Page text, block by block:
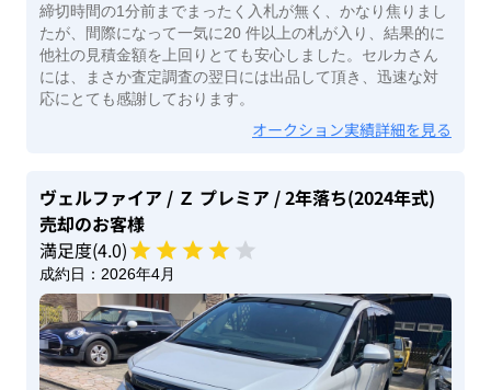
締切時間の1分前までまったく入札が無く、かなり焦りまし
たが、間際になって一気に20 件以上の札が入り、結果的に
他社の見積金額を上回りとても安心しました。セルカさん
には、まさか査定調査の翌日には出品して頂き、迅速な対
応にとても感謝しております。
オークション実績詳細を見る
ヴェルファイア / Ｚ プレミア / 2年落ち(2024年式)
売却のお客様
満足度(4.0)
成約日： 2026年4月